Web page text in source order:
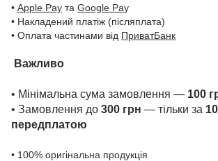
• Apple Pay та Google Pay
• Накладений платіж (післяплата)
• Оплата частинами від ПриватБанк
Важливо
• Мінімальна сума замовлення — 100
• Замовлення до 300 грн — тільки за
передплатою
• 100% оригінальна продукція